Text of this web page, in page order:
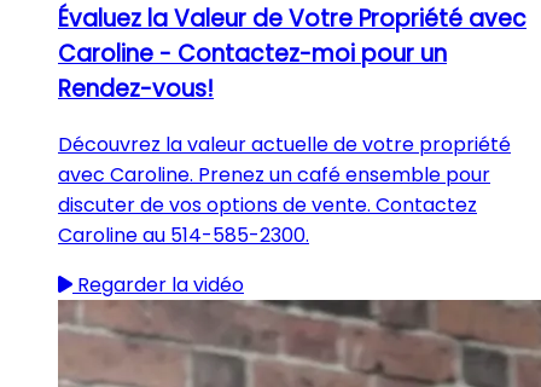
Évaluez la Valeur de Votre Propriété avec
Caroline - Contactez-moi pour un
Rendez-vous!
Découvrez la valeur actuelle de votre propriété
avec Caroline. Prenez un café ensemble pour
discuter de vos options de vente. Contactez
Caroline au 514-585-2300.
Regarder la vidéo